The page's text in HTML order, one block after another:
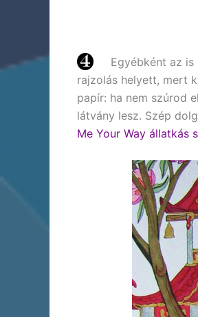
Egyébként az
rajzolás helyett, mert
papír: ha nem szúrod
látvány lesz. Szép
Me Your Way állatkás